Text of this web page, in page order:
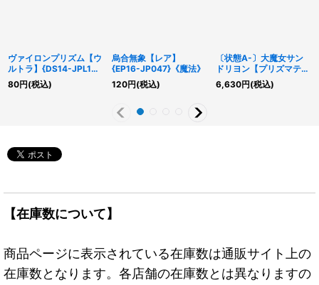
ヴァイロンプリズム【ウ
ルトラ】{DS14-JPL19}
《モンスター》
80円(税込)
烏合無象【レア】
{EP16-JP047}《魔法》
120円(税込)
〔状態A-〕大魔女サン
ドリヨン【プリズマティ
ックシークレット】
{RV01-JP025}《融合》
6,630円(税込)
【在庫数について】
商品ページに表示されている在庫数は通販サイト上の
在庫数となります。各店舗の在庫数とは異なりますの